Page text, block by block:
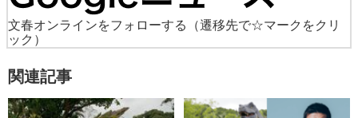
文春オンラインをフォローする
（遷移先で☆マークをクリ
ック）
関連記事